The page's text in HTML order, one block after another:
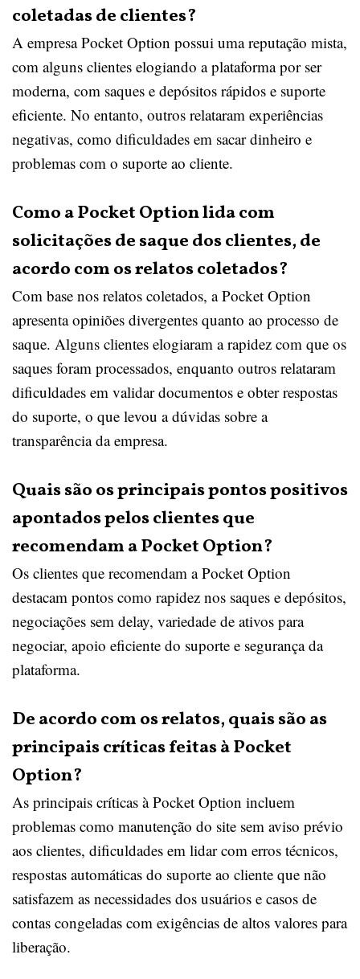
coletadas de clientes?
A empresa Pocket Option possui uma reputação mista,
com alguns clientes elogiando a plataforma por ser
moderna, com saques e depósitos rápidos e suporte
eficiente. No entanto, outros relataram experiências
negativas, como dificuldades em sacar dinheiro e
problemas com o suporte ao cliente.
Como a Pocket Option lida com
solicitações de saque dos clientes, de
acordo com os relatos coletados?
Com base nos relatos coletados, a Pocket Option
apresenta opiniões divergentes quanto ao processo de
saque. Alguns clientes elogiaram a rapidez com que os
saques foram processados, enquanto outros relataram
dificuldades em validar documentos e obter respostas
do suporte, o que levou a dúvidas sobre a
transparência da empresa.
Quais são os principais pontos positivos
apontados pelos clientes que
recomendam a Pocket Option?
Os clientes que recomendam a Pocket Option
destacam pontos como rapidez nos saques e depósitos,
negociações sem delay, variedade de ativos para
negociar, apoio eficiente do suporte e segurança da
plataforma.
De acordo com os relatos, quais são as
principais críticas feitas à Pocket
Option?
As principais críticas à Pocket Option incluem
problemas como manutenção do site sem aviso prévio
aos clientes, dificuldades em lidar com erros técnicos,
respostas automáticas do suporte ao cliente que não
satisfazem as necessidades dos usuários e casos de
contas congeladas com exigências de altos valores para
liberação.